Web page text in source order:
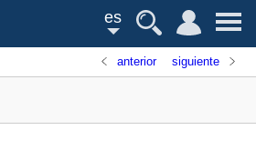
es
anterior siguiente